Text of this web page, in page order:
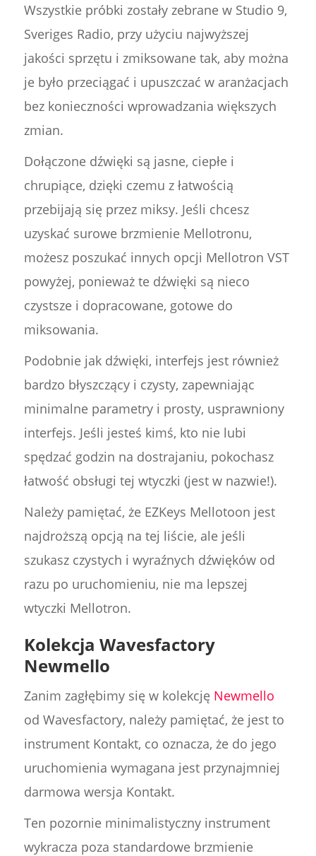
Wszystkie próbki zostały zebrane w Studio 9,
Sveriges Radio, przy użyciu najwyższej
jakości sprzętu i zmiksowane tak, aby można
je było przeciągać i upuszczać w aranżacjach
bez konieczności wprowadzania większych
zmian.
Dołączone dźwięki są jasne, ciepłe i
chrupiące, dzięki czemu z łatwością
przebijają się przez miksy. Jeśli chcesz
uzyskać surowe brzmienie Mellotronu,
możesz poszukać innych opcji Mellotron VST
powyżej, ponieważ te dźwięki są nieco
czystsze i dopracowane, gotowe do
miksowania.
Podobnie jak dźwięki, interfejs jest również
bardzo błyszczący i czysty, zapewniając
minimalne parametry i prosty, usprawniony
interfejs. Jeśli jesteś kimś, kto nie lubi
spędzać godzin na dostrajaniu, pokochasz
łatwość obsługi tej wtyczki (jest w nazwie!).
Należy pamiętać, że EZKeys Mellotoon jest
najdroższą opcją na tej liście, ale jeśli
szukasz czystych i wyraźnych dźwięków od
razu po uruchomieniu, nie ma lepszej
wtyczki Mellotron.
Kolekcja Wavesfactory
Newmello
Zanim zagłębimy się w kolekcję Newmello
od Wavesfactory, należy pamiętać, że jest to
instrument Kontakt, co oznacza, że do jego
uruchomienia wymagana jest przynajmniej
darmowa wersja Kontakt.
Ten pozornie minimalistyczny instrument
wykracza poza standardowe brzmienie